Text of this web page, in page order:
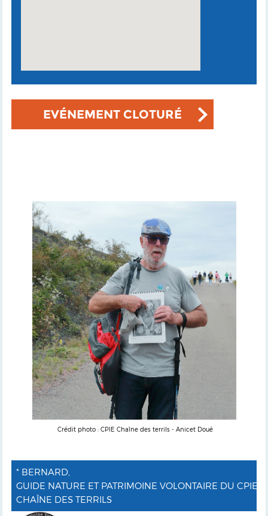
EVÉNEMENT CLOTURÉ
Crédit photo : CPIE Chaîne des terrils - Anicet Doué
* BERNARD,
GUIDE NATURE ET PATRIMOINE VOLONTAIRE DU CPIE
CHAÎNE DES TERRILS